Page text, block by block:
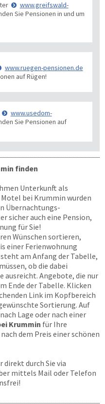
www.greifswald-
Sie Pensionen in und um
www.ruegen-pensionen.de
auf Rügen!
www.usedom-
Sie Pensionen auf
finden
Unterkunft als
bei Krummin wurden
Übernachtungs­
sicher auch eine Pension,
für Sie!
Wünschen sortieren,
einer Ferienwohnung
am Anfang der Tabelle,
ob die dabei
ausreicht. Angebote, die nur
Ende der Tabelle. Klicken
Link im Kopfbereich
Sortierung. Auf
Lage oder nach einer
Krummin für Ihre
dem Preis einer schönen
durch Sie via
mittels Mail oder Telefon